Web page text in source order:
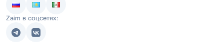
Zaim в соцсетях: